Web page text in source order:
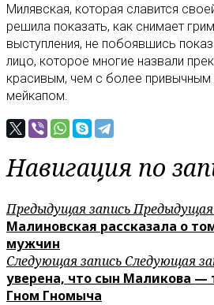
Милявская, которая славится
решила показать, как снимает
выступления, не побоявшись
лицо, которое многие назвали
красивым, чем с более привычным
мейкапом.
Навигация по
Предыдущая записьПредыдущая
Малиновская рассказала о
мужчин
Следующая запись Следующая
уверена, что сын Маликова —
Гном Гномыча